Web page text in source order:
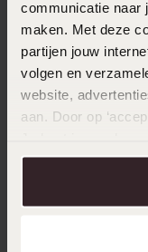
communicatie naar
maken. Met deze
partijen jouw
volgen en
website,
aan. Door op
over in ons
Ook leuk
Anderen